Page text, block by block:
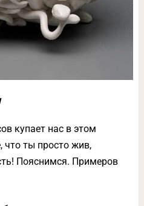
купает нас в этом
что ты просто жив,
Пояснимся. Примеров